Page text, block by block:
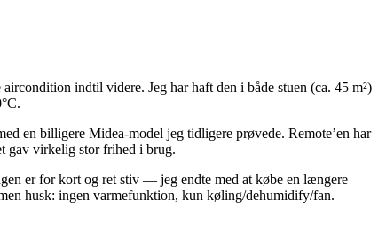
indtil videre. Jeg har haft den i både stuen (ca. 45 m²)
en billigere Midea-model jeg tidligere prøvede. Remote’en har
gav virkelig stor frihed i brug.
er for kort og ret stiv — jeg endte med at købe en længere
husk: ingen varmefunktion, kun køling/dehumidify/fan.